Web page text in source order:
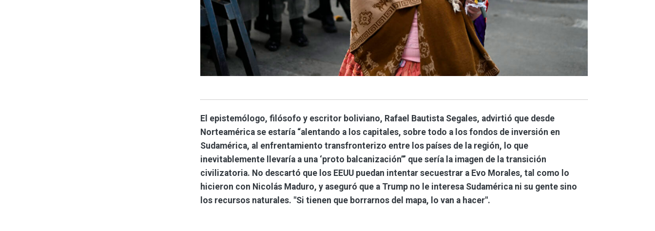
El epistemólogo, filósofo y escritor boliviano, Rafael Bautista Segales, advirtió que desde
Norteamérica se estaría “alentando a los capitales, sobre todo a los fondos de inversión en
Sudamérica, al enfrentamiento transfronterizo entre los países de la región, lo que
inevitablemente llevaría a una ‘proto balcanización’” que sería la imagen de la transición
civilizatoria. No descartó que los EEUU puedan intentar secuestrar a Evo Morales, tal como lo
hicieron con Nicolás Maduro, y aseguró que a Trump no le interesa Sudamérica ni su gente sino
los recursos naturales. "Si tienen que borrarnos del mapa, lo van a hacer".